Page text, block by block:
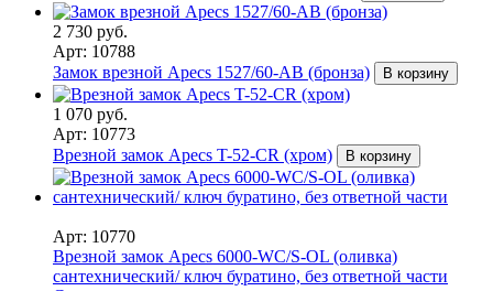
2 730 руб.
Арт: 10788
Замок врезной Apecs 1527/60-AB (бронза)
В корзину
1 070 руб.
Арт: 10773
Врезной замок Apecs T-52-CR (хром)
В корзину
Арт: 10770
Врезной замок Apecs 6000-WC/S-OL (оливка)
сантехнический/ ключ буратино, без ответной части